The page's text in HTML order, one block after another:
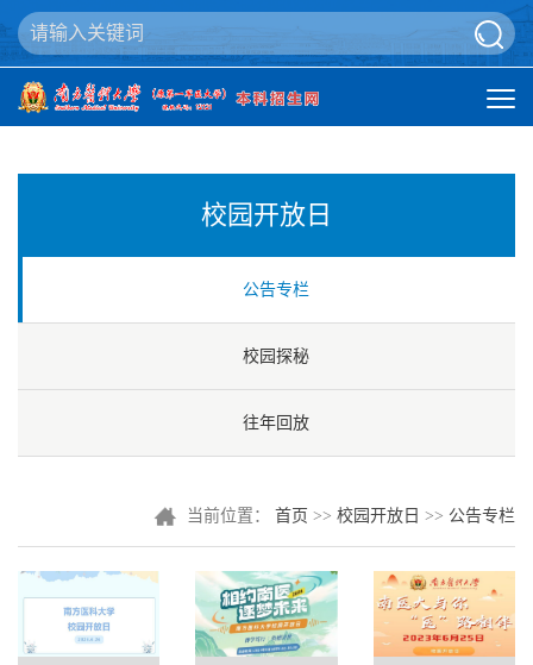
校园开放日
公告专栏
校园探秘
往年回放
当前位置： 首页 >> 校园开放日 >> 公告专栏